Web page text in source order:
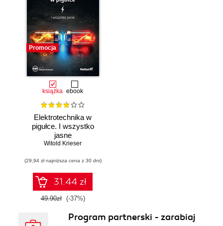
Promocja
książka ebook
Elektrotechnika w
pigułce. I wszystko
jasne
Witold Krieser
(29,94 zł najniższa cena z 30 dni)
31.44 zł
49.90zł (-37%)
Program partnerski - zarabiaj